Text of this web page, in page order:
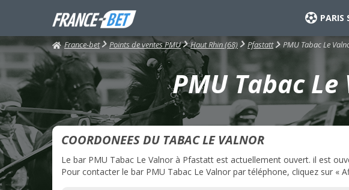
PARIS
France-bet Points de ventes PMU Haut Rhin (68) Pfastatt PMU Tabac Le
PMU Tabac
COORDONEES DU TABAC LE VALNOR
Le bar PMU Tabac Le Valnor à Pfastatt est actuellement ouvert. il est
Pour contacter le bar PMU Tabac Le Valnor par téléphone, cliquez sur «